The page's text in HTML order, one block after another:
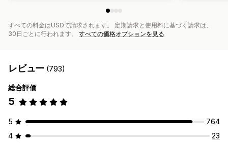
すべての料金はUSDで請求されます。 定期請求と使用料に基づく請求は、
30日ごとに行われます。 すべての価格オプションを見る
レビュー (793)
総合評価
5
5
764
4
23